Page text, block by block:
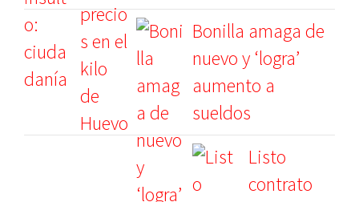
Bonilla amaga de
nuevo y ‘logra’
aumento a
sueldos
Listo
contrato